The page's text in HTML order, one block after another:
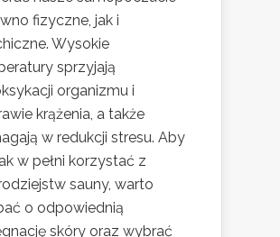
fizyczne, jak i
Wysokie
sprzyjają
organizmu i
krążenia, a także
w redukcji stresu. Aby
w pełni korzystać z
sauny, warto
o odpowiednią
skóry oraz wybrać